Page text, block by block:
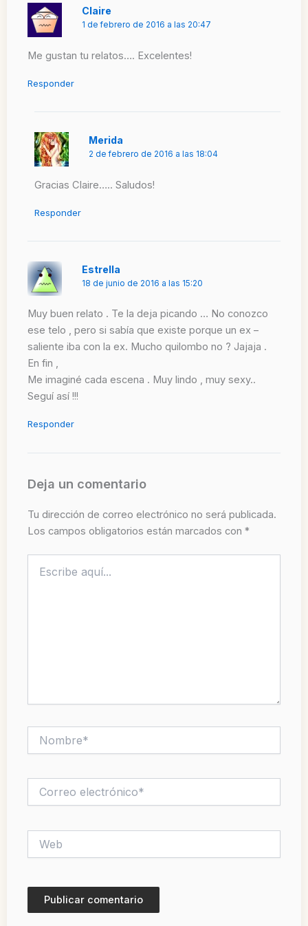
Claire
1 de febrero de 2016 a las 20:47
Me gustan tu relatos…. Excelentes!
Responder
Merida
2 de febrero de 2016 a las 18:04
Gracias Claire….. Saludos!
Responder
Estrella
18 de junio de 2016 a las 15:20
Muy buen relato . Te la deja picando … No conozco
ese telo , pero si sabía que existe porque un ex –
saliente iba con la ex. Mucho quilombo no ? Jajaja .
En fin ,
Me imaginé cada escena . Muy lindo , muy sexy..
Seguí así !!!
Responder
Deja un comentario
Tu dirección de correo electrónico no será publicada.
Los campos obligatorios están marcados con *
aquí...
electrónico*